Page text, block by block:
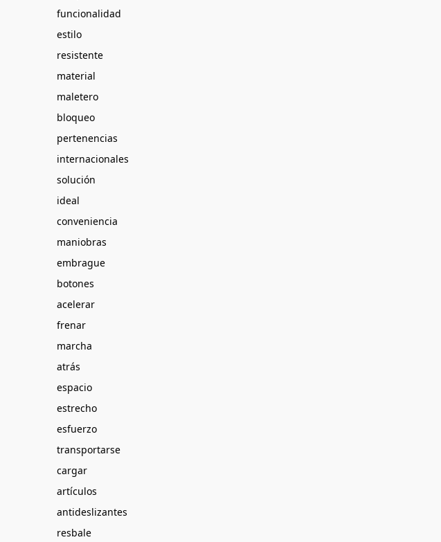
funcionalidad
estilo
resistente
material
maletero
bloqueo
pertenencias
internacionales
solución
ideal
conveniencia
maniobras
embrague
botones
acelerar
frenar
marcha
atrás
espacio
estrecho
esfuerzo
transportarse
cargar
artículos
antideslizantes
resbale